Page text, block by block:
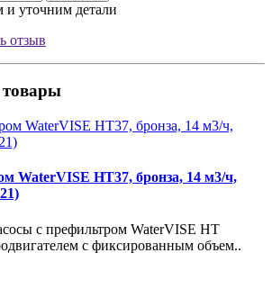
уточним детали
отзыв
WaterVISE HT37, бронза, 14 м3/ч,
с префильтром WaterVISE HT
с фиксированным объем..